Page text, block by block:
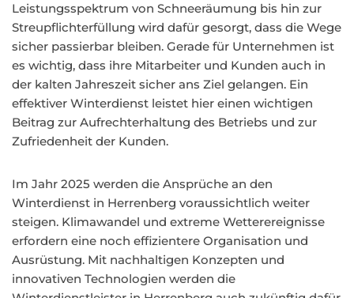
Leistungsspektrum von Schneeräumung bis hin zur
Streupflichterfüllung wird dafür gesorgt, dass die Wege
sicher passierbar bleiben. Gerade für Unternehmen ist
es wichtig, dass ihre Mitarbeiter und Kunden auch in
der kalten Jahreszeit sicher ans Ziel gelangen. Ein
effektiver Winterdienst leistet hier einen wichtigen
Beitrag zur Aufrechterhaltung des Betriebs und zur
Zufriedenheit der Kunden.
Im Jahr 2025 werden die Ansprüche an den
Winterdienst in Herrenberg voraussichtlich weiter
steigen. Klimawandel und extreme Wetterereignisse
erfordern eine noch effizientere Organisation und
Ausrüstung. Mit nachhaltigen Konzepten und
innovativen Technologien werden die